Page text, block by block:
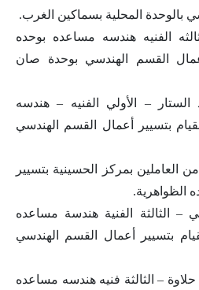
بالوحدة المحلية بسماكين الغرب.
الفنيه هندسه مساعده بوحده
أعمال القسم الهندسي بوحدة صان
– الأولي الفنيه – هندسه
بتسيير أعمال القسم الهندسي
العاملين بمركز الحسينية بتسيير
الظواهرية.
– الثالثة الفنية هندسة مساعده
بتسيير أعمال القسم الهندسي
– الثالثة فنيه هندسه مساعده